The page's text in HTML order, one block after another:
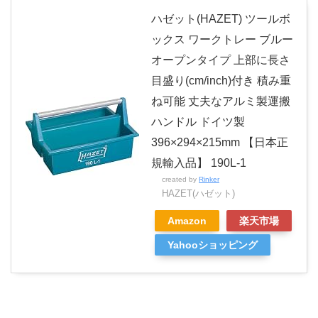
ハゼット(HAZET) ツールボ
ックス ワークトレー ブルー
オープンタイプ 上部に長さ
目盛り(cm/inch)付き 積み重
ね可能 丈夫なアルミ製運搬
ハンドル ドイツ製
396×294×215mm 【日本正
規輸入品】 190L-1
created by Rinker
HAZET(ハゼット)
Amazon 楽天市場
Yahooショッピング